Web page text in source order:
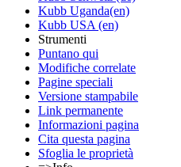
Kubb Uganda(en)
Kubb USA (en)
Strumenti
Puntano qui
Modifiche correlate
Pagine speciali
Versione stampabile
Link permanente
Informazioni pagina
Cita questa pagina
Sfoglia le proprietà